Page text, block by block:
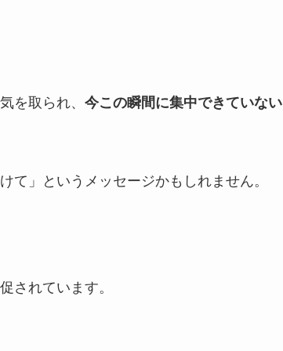
を取られ、 今この瞬間に集中できていない
て」というメッセージかもしれません。
されています。